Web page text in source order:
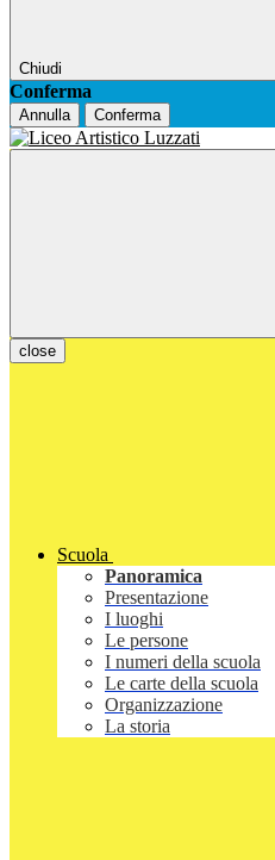
Chiudi
Conferma
Annulla Conferma
close
Scuola
Panoramica
Presentazione
I luoghi
Le persone
I numeri della scuola
Le carte della scuola
Organizzazione
La storia